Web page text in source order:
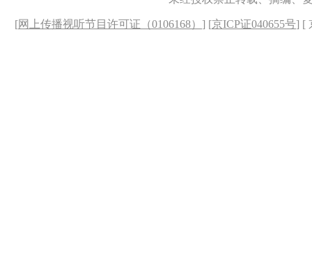
[网上传播视听节目许可证（0106168） ] [京ICP证040655号] [